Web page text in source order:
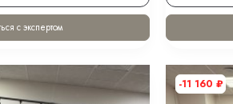
с экспертом
-11 160₽